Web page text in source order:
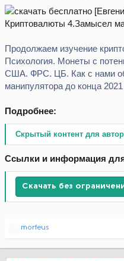
Продолжаем изучение
Психология. Монеты с
США. ФРС. ЦБ. Как с нами
манипулятора до конца 2021
Подробнее:
Скрытый контент для
Ссылки и информация
Скачать без
Рmorfeus